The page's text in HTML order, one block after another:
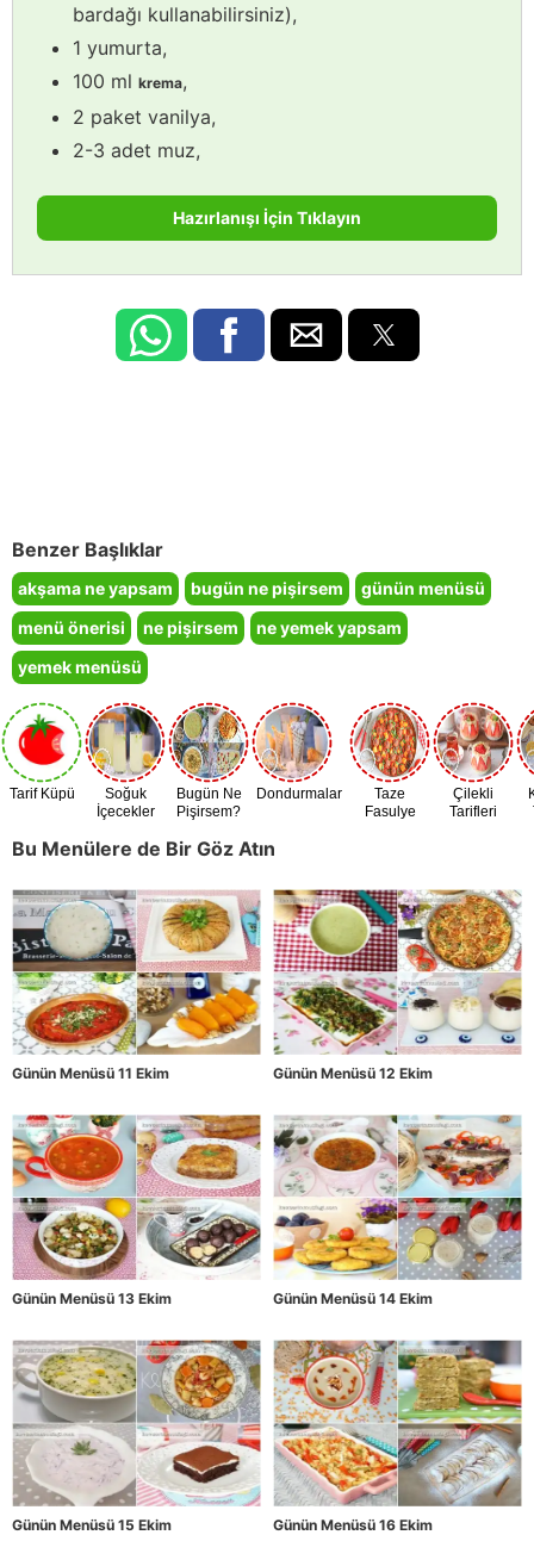
bardağı kullanabilirsiniz),
1 yumurta,
100 ml krema,
2 paket vanilya,
2-3 adet muz,
Hazırlanışı İçin Tıklayın
Benzer Başlıklar
akşama ne yapsam bugün ne pişirsem
günün menüsü
menü önerisi
ne pişirsem
ne yemek yapsam
yemek menüsü
Tarif Küpü
Soğuk
İçecekler
Bugün Ne
Pişirsem?
Dondurmalar
Taze
Fasulye
Çilekli
Tarifleri
Bu Menülere de Bir Göz Atın
Günün Menüsü 11 Ekim Günün Menüsü 12 Ekim
Günün Menüsü 13 Ekim Günün Menüsü 14 Ekim
Günün Menüsü 15 Ekim Günün Menüsü 16 Ekim